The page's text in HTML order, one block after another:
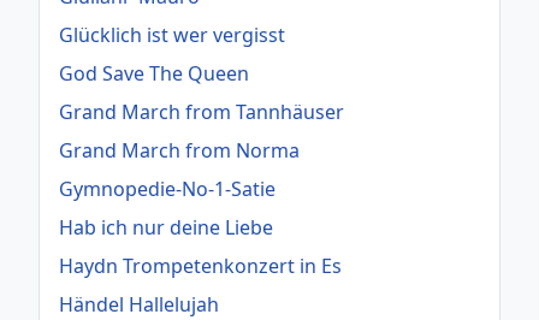
Glücklich ist wer vergisst
God Save The Queen
Grand March from Tannhäuser
Grand March from Norma
Gymnopedie-No-1-Satie
Hab ich nur deine Liebe
Haydn Trompetenkonzert in Es
Händel Hallelujah